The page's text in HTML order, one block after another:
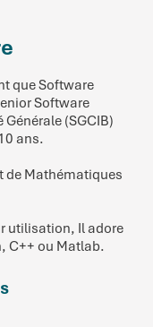
que Software
Software
(SGCIB)
ans.
de Mathématiques
utilisation, Il adore
C++ ou Matlab.